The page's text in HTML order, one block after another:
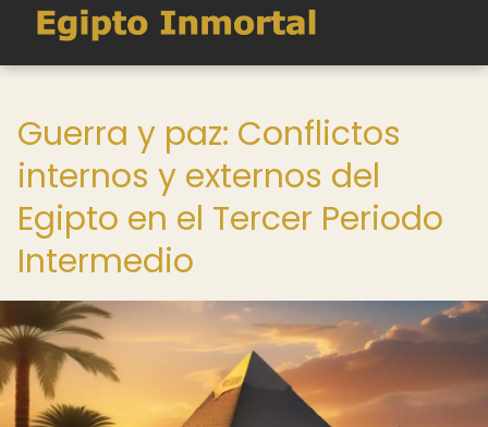
Guerra y paz: Conflictos
internos y externos del
Egipto en el Tercer Periodo
Intermedio